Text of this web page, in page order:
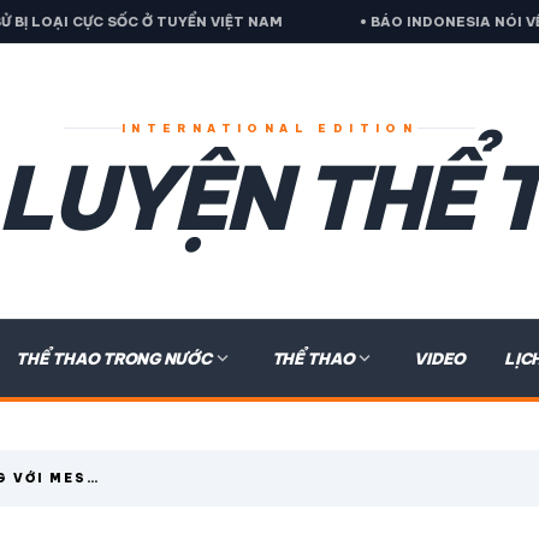
Ở TUYỂN VIỆT NAM • BÁO INDONESIA NÓI VỀ QUYẾT ĐỊNH
INTERNATIONAL EDITION
THỂ
THỂ THAO TRONG NƯỚCexpand_more THỂ THAOexpand_more VIDEO
VỚI MESSI